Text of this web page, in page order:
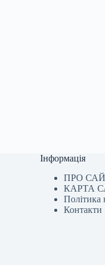
Інформація
ПРО
КАРТА
Політика
Контакти